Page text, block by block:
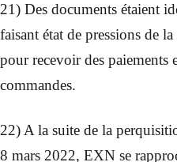
21) Des documents étaient
faisant état de pressions de
pour recevoir des paiements
commandes.
22) A la suite de la
8 mars 2022, EXN se